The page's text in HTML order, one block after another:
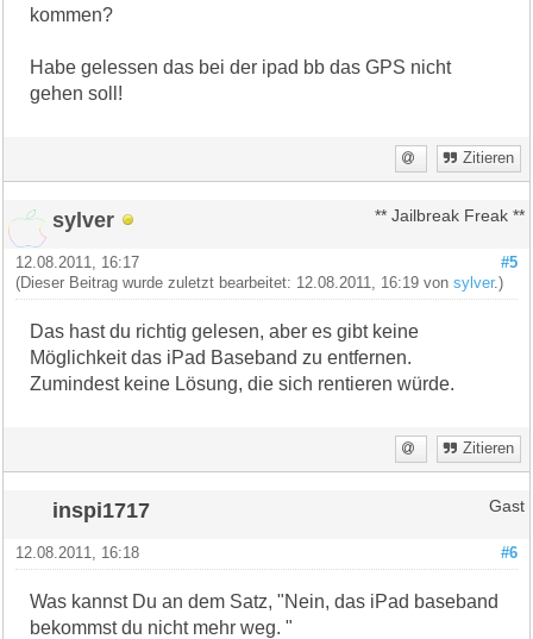
kommen?
Habe gelessen das bei der ipad bb das GPS nicht
gehen soll!
Zitieren
sylver ** Jailbreak Freak **
#5
12.08.2011, 16:17
(Dieser Beitrag wurde zuletzt bearbeitet: 12.08.2011, 16:19 vonsylver.)
Das hast du richtig gelesen, aber es gibt keine
Möglichkeit das iPad Baseband zu entfernen.
Zumindest keine Lösung, die sich rentieren würde.
Zitieren
inspi1717 Gast
#6
12.08.2011, 16:18
Was kannst Du an dem Satz, "Nein, das iPad baseband
bekommst du nicht mehr weg. "